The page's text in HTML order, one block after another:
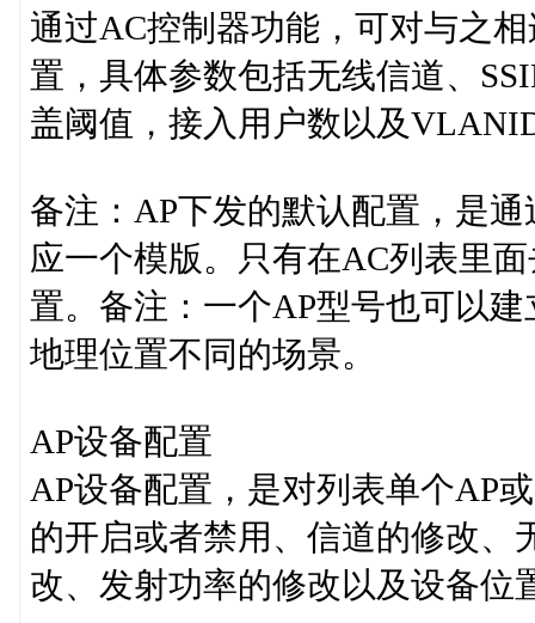
通过AC控制器功能，可对与之
置，具体参数包括无线信道、
盖阈值，接入用户数以及
备注：AP下发的默认配置，是
应一个模版。只有在AC列表里
置。备注：一个AP型号也可以
地理位置不同的场景。
AP设备配置
AP设备配置，是对列表单个AP
的开启或者禁用、信道的修改、
改、发射功率的修改以及设备位